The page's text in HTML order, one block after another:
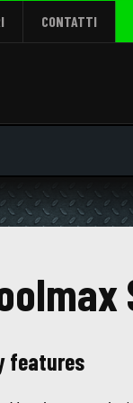
CONTATTI
features